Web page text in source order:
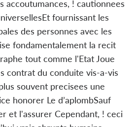
accoutumances, ! cautionnees
fournissant les
des personnes avec les
fondamentalement la recit
tout comme l'Etat Joue
contrat du conduite vis-a-vis
souvent precisees une
honorer Le d’aplombSauf
et l'assurer Cependant, ! ceci